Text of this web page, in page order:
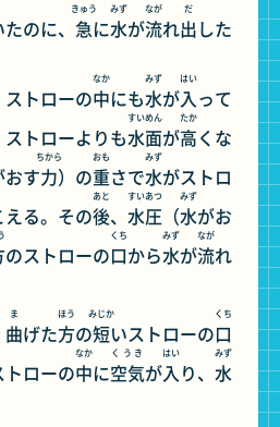
のに、 急
きゅう
に水
みず
が流
なが
れ出
だ
した
ストローの中
なか
にも水
みず
が入
はい
って
ストローよりも水面
すいめん
が高
たか
くな
おす力
ちから
）の重
おも
さで水
みず
がストロ
える。その後
あと
、 水圧
すいあつ
（水
みず
がお
のストローの口
くち
から水
みず
が流
なが
れ
曲
ま
げた方
ほう
の短
みじか
いストローの口
くち
トローの中
なか
に空気
くうき
が入
はい
り、 水
みず